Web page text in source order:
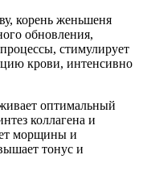
корень женьшеня
обновления,
стимулирует
крови, интенсивно
оптимальный
коллагена и
морщины и
тонус и